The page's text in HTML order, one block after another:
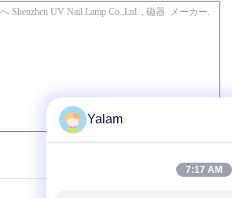
(0/ 3000)
Yalam
7:17 AM